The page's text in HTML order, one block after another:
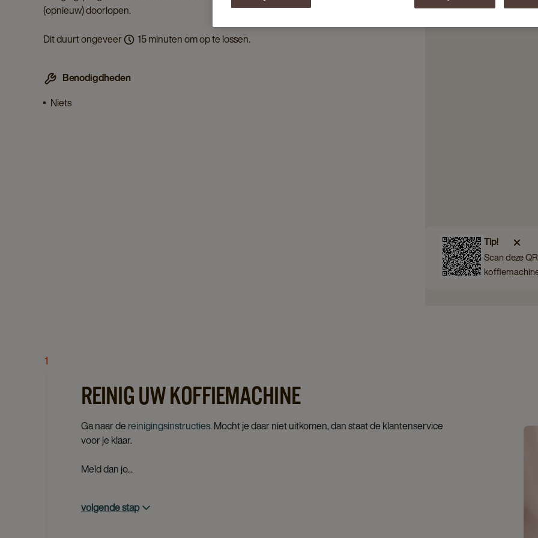
(opnieuw) doorlopen.
Dit duurt ongeveer
15 minuten om op te lossen.
Benodigdheden
Niets
Tip!
Scan deze
1
REINIG UW KOFFIEMACHINE
Ga naar de reinigingsinstructies. Mocht je daar niet uitkomen, dan staat de klantenservice
voor je klaar.
Meld dan jo...
volgende stap